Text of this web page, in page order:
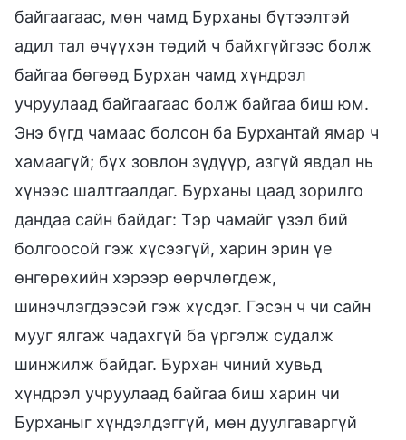
байгаагаас, мөн чамд Бурханы бүтээлтэй
адил тал өчүүхэн төдий ч байхгүйгээс болж
байгаа бөгөөд Бурхан чамд хүндрэл
учруулаад байгаагаас болж байгаа биш юм.
Энэ бүгд чамаас болсон ба Бурхантай ямар ч
хамаагүй; бүх зовлон зүдүүр, азгүй явдал нь
хүнээс шалтгаалдаг. Бурханы цаад зорилго
дандаа сайн байдаг: Тэр чамайг үзэл бий
болгоосой гэж хүсээгүй, харин эрин үе
өнгөрөхийн хэрээр өөрчлөгдөж,
шинэчлэгдээсэй гэж хүсдэг. Гэсэн ч чи сайн
мууг ялгаж чадахгүй ба үргэлж судалж
шинжилж байдаг. Бурхан чиний хувьд
хүндрэл учруулаад байгаа биш харин чи
Бурханыг хүндэлдэггүй, мөн дуулгаваргүй